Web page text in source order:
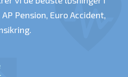
Pension, Euro Accident,